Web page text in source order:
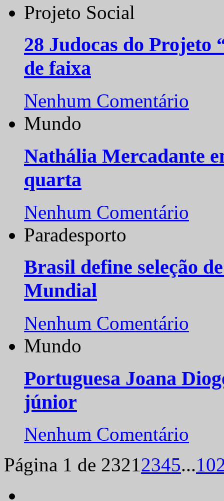
Projeto Social
28 Judocas do
de faixa
Nenhum Comentário
Mundo
Nathália Mercadante
quarta
Nenhum Comentário
Paradesporto
Brasil define seleção
Mundial
Nenhum Comentário
Mundo
Portuguesa Joana
júnior
Nenhum Comentário
Página 1 de 23212345...10